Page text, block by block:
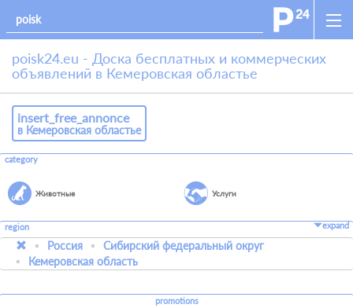
poisk24.eu - Доска бесплатных и коммерческих
объявлений в Кемеровская областье
insert_free_annonce
в Кемеровская областье
category
Животные Услуги
region expand
Россия
Сибирский федеральный округ
Кемеровская область
promotions